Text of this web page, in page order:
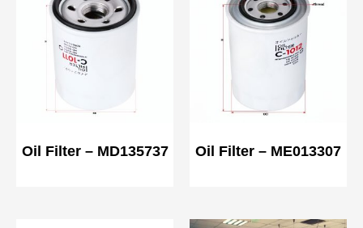
Oil Filter – MD135737 Oil Filter – ME013307